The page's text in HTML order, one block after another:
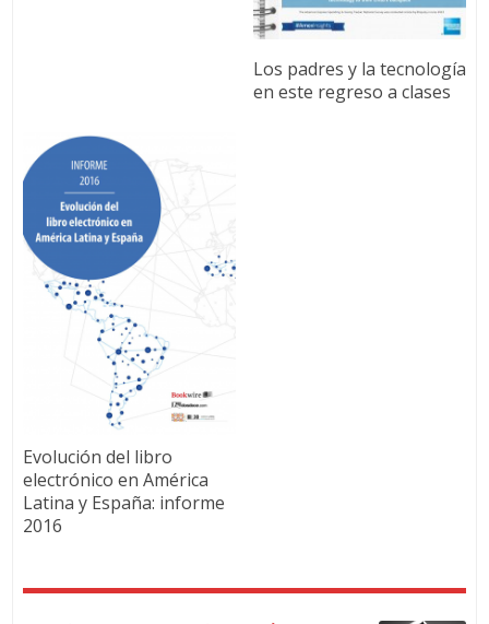
Los padres y la tecnología
en este regreso a clases
Evolución del libro
electrónico en América
Latina y España: informe
2016